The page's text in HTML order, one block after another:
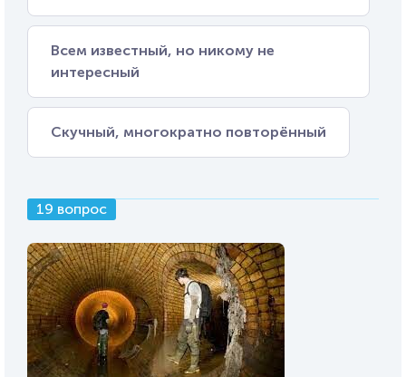
Всем известный, но никому не
интересный
Скучный, многократно повторённый
19 вопрос